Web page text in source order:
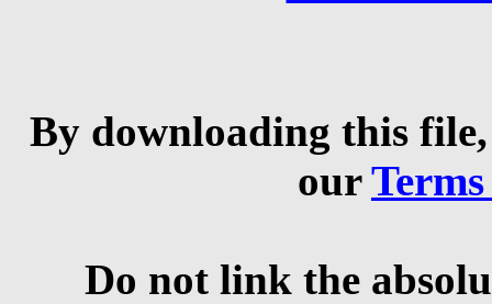
By downloading this
our
Do not link the